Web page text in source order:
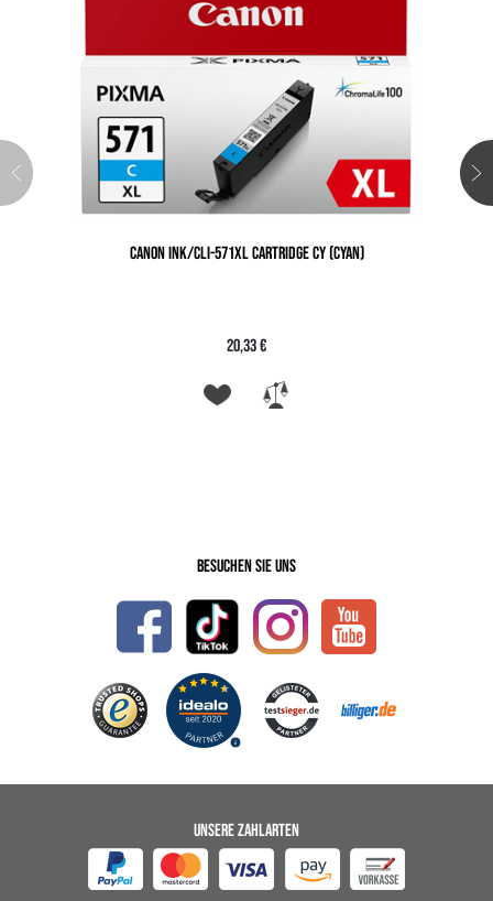
CANON INK/CLI-571XL CARTRIDGE CY (CYAN)
20,33 €
Besuchen Sie uns
UNSERE ZAHLARTEN